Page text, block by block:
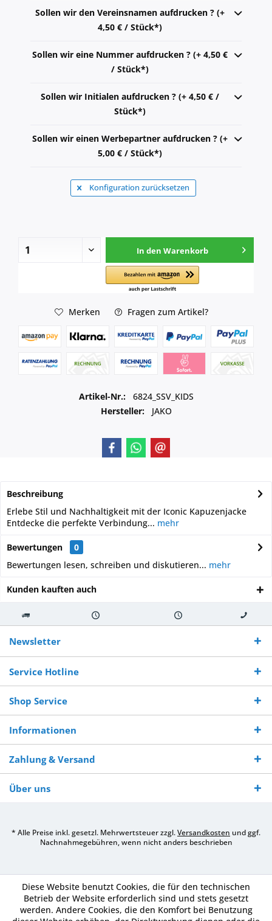
Sollen wir den Vereinsnamen aufdrucken ? (+
4,50 € / Stück*)
Sollen wir eine Nummer aufdrucken ? (+ 4,50 €
/ Stück*)
Sollen wir Initialen aufdrucken ? (+ 4,50 € /
Stück*)
Sollen wir einen Werbepartner aufdrucken ? (+
5,00 € / Stück*)
Konfiguration zurücksetzen
In den Warenkorb
Merken Fragen zum Artikel?
Artikel-Nr.:
6824_SSV_KIDS
Hersteller:
JAKO
Beschreibung
Erlebe Stil und Nachhaltigkeit mit der Iconic Kapuzenjacke
Entdecke die perfekte Verbindung... mehr
Bewertungen
0
Bewertungen lesen, schreiben und diskutieren... mehr
Kunden kauften auch
Kostenloser
Versand ab €
250,-
Versand innerhalb von Versand von So erreichen
Sie uns 0160
970 511 90
Newsletter
Service Hotline
Shop Service
Informationen
Zahlung & Versand
Über uns
* Alle Preise inkl. gesetzl. Mehrwertsteuer zzgl.Versandkosten und ggf.
Nachnahmegebühren, wenn nicht anders beschrieben
Diese Website benutzt Cookies, die für den technischen
Betrieb der Website erforderlich sind und stets gesetzt
werden. Andere Cookies, die den Komfort bei Benutzung